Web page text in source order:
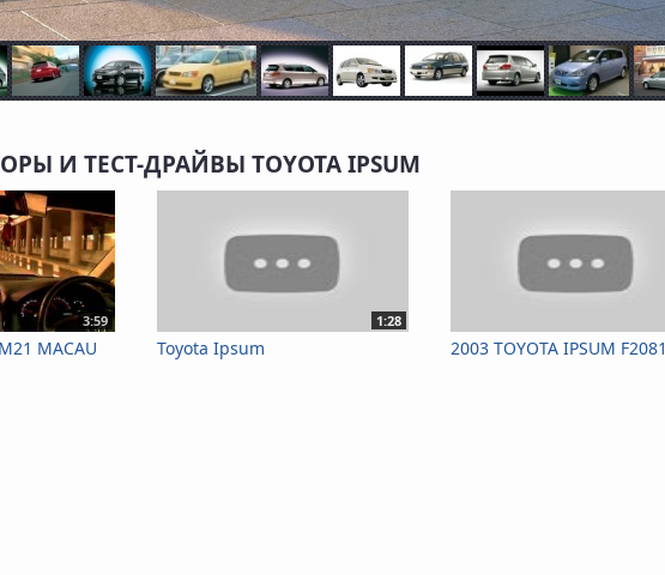
И ТЕСТ-ДРАЙВЫ TOYOTA IPSUM
3:59
MACAU
1:28
Toyota Ipsum 2003 TOYOTA IPSUM F2081